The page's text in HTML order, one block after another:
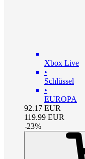
Xbox Live
•
Schlüssel
•
EUROPA
92.17 EUR
119.99 EUR
-23%